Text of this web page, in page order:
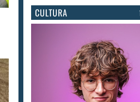
CULTURA